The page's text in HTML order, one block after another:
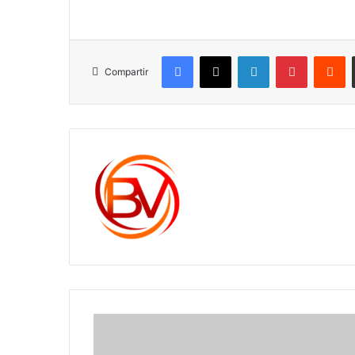
Compartir
Facebook
X LinkedInPinterest